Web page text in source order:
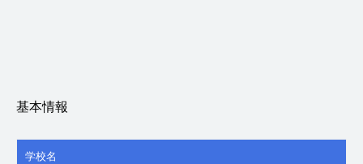
基本情報
学校名